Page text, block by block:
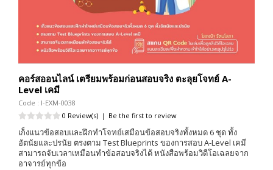
คอร์สออนไลน์ เตรียมพร้อมก่อนสอบจริง ตะลุยโจทย์ A-
Level เคมี
Code : I-EXM-0038
0 Review(s) | Be the first to review
เก็งแนวข้อสอบและฝึกทำโจทย์เสมือนข้อสอบจริงทั้งหมด 6 ชุด ทั้ง
อัตนัยและปรนัย ตรงตาม Test Blueprints ของการสอบ A-Level เคมี
สามารถจับเวลาเหมือนทำข้อสอบจริงได้ หนังสือพร้อมวิดีโอเฉลยจาก
อาจารย์ทุกข้อ